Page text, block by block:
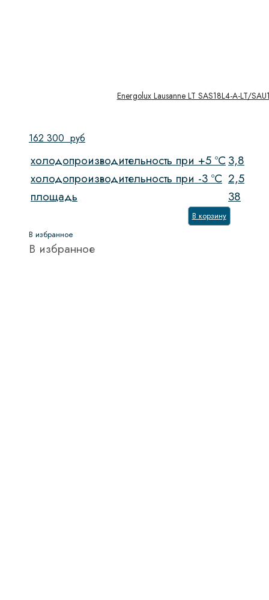
Energolux Lausanne LT SAS18L4-A-LT/
162 300 руб
холодопроизводительность при +5 ºС3,8
холодопроизводительность при -3 ºС 2,5
площадь
38
В корзину
В избранное
В избранное